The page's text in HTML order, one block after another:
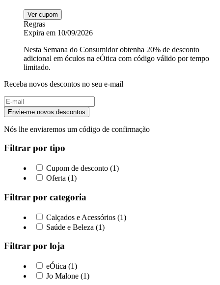
Nike
Insider
LG
Electrolux
Animais
Lojas de
departamento
Ver cupom
Regras
Expira em 10/09/2026
Nesta Semana do Consumidor obtenha 20% de desconto
adicional em óculos na eÓtica com código válido por tempo
limitado.
Receba novos descontos no seu e-mail
Envie-me novos descontos
Nós lhe enviaremos um código de confirmação
Filtrar por tipo
Cupom de desconto (1)
Oferta (1)
Filtrar por categoria
Calçados e Acessórios (1)
Saúde e Beleza (1)
Filtrar por loja
eÓtica (1)
Jo Malone (1)